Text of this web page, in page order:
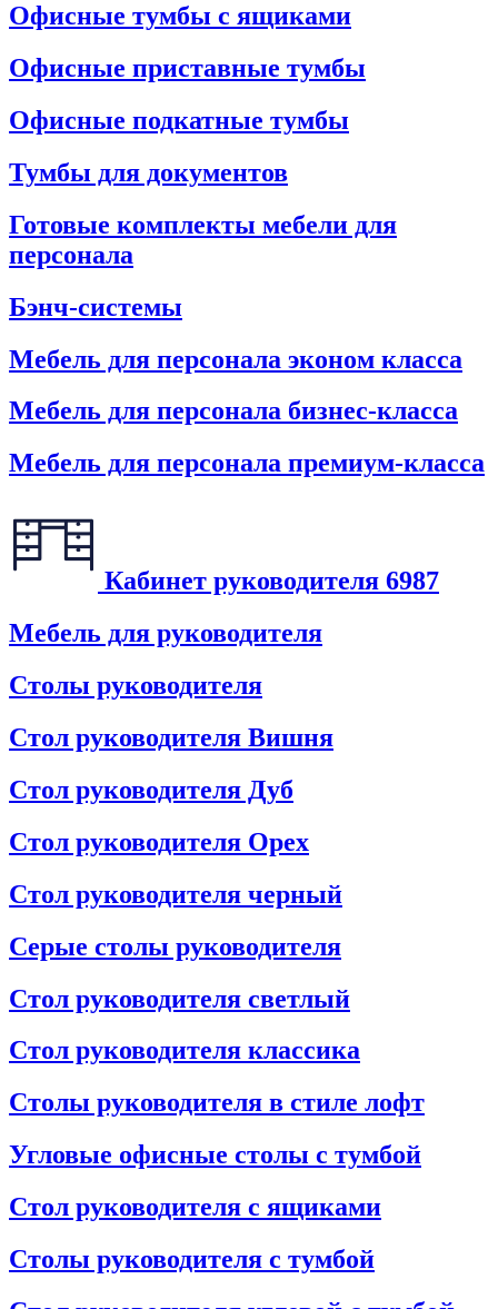
Офисные тумбы с ящиками
Офисные приставные тумбы
Офисные подкатные тумбы
Тумбы для документов
Готовые комплекты мебели для
персонала
Бэнч-системы
Мебель для персонала эконом класса
Мебель для персонала бизнес-класса
Мебель для персонала премиум-класса
Кабинет руководителя 6987
Мебель для руководителя
Столы руководителя
Стол руководителя Вишня
Стол руководителя Дуб
Стол руководителя Орех
Стол руководителя черный
Серые столы руководителя
Стол руководителя светлый
Стол руководителя классика
Столы руководителя в стиле лофт
Угловые офисные столы с тумбой
Стол руководителя с ящиками
Столы руководителя с тумбой